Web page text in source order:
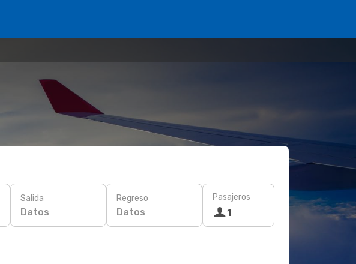
Salida
Datos
Regreso
Datos
Pasajeros
1